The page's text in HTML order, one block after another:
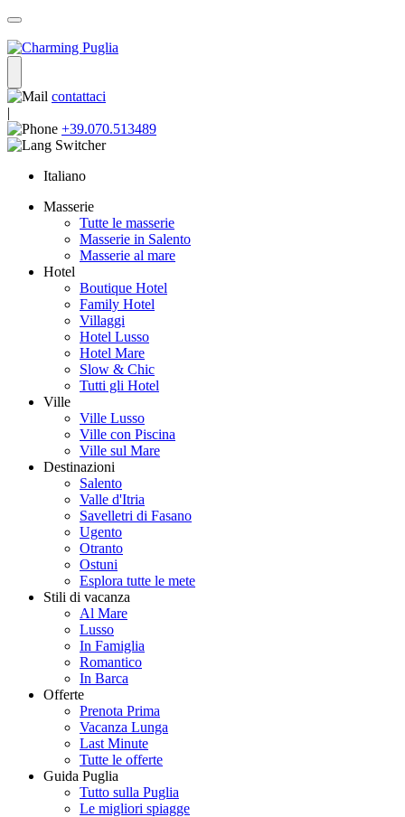
contattaci
|
+39.070.513489
Italiano
Masserie
Tutte le masserie
Masserie in Salento
Masserie al mare
Hotel
Boutique Hotel
Family Hotel
Villaggi
Hotel Lusso
Hotel Mare
Slow & Chic
Tutti gli Hotel
Ville
Ville Lusso
Ville con Piscina
Ville sul Mare
Destinazioni
Salento
Valle d'Itria
Savelletri di Fasano
Ugento
Otranto
Ostuni
Esplora tutte le mete
Stili di vacanza
Al Mare
Lusso
In Famiglia
Romantico
In Barca
Offerte
Prenota Prima
Vacanza Lunga
Last Minute
Tutte le offerte
Guida Puglia
Tutto sulla Puglia
Le migliori spiagge